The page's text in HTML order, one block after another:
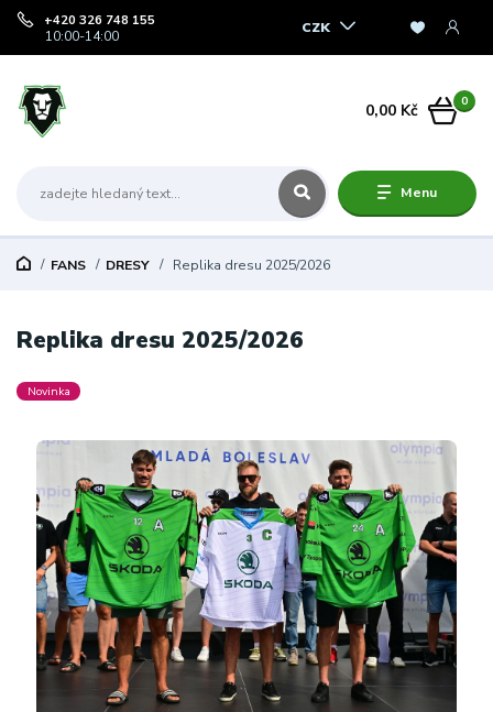
Menu
CZK
+420 326 748 155
10:00-14:00
0
0,00 Kč
FANS DRESY Replika dresu 2025/2026
Replika dresu 2025/2026
Novinka